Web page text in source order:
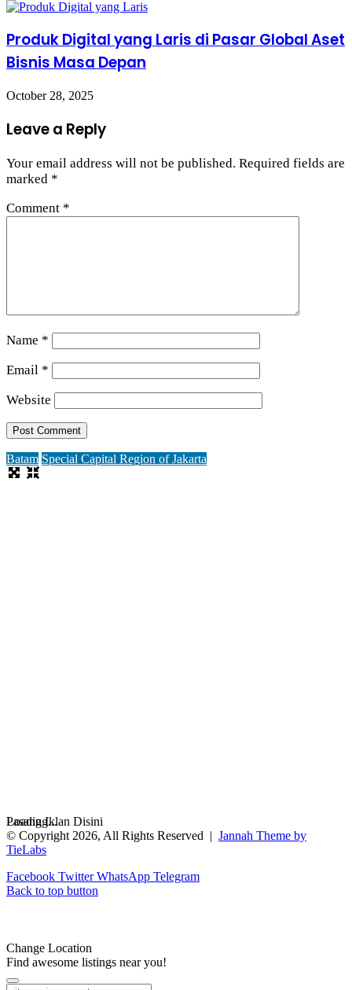
Produk Digital yang Laris di Pasar Global Aset
Bisnis Masa Depan
October 28, 2025
Leave a Reply
Your email address will not be published. Required fields are
marked *
Comment *
Name *
Email *
Website
Batam Special Capital Region of Jakarta
Loading...
Pasang Iklan Disini
© Copyright 2026, All Rights Reserved | Jannah Theme by
TieLabs
Facebook Twitter WhatsApp Telegram
Back to top button
Change Location
Find awesome listings near you!